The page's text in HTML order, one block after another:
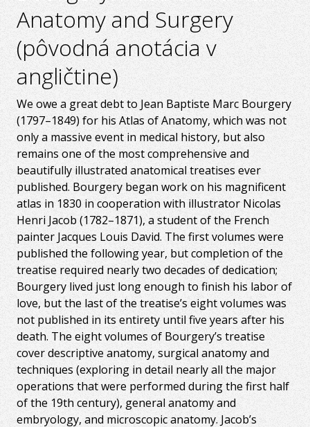
Anatomy and Surgery
(pôvodná anotácia v
angličtine)
We owe a great debt to Jean Baptiste Marc Bourgery
(1797–1849) for his Atlas of Anatomy, which was not
only a massive event in medical history, but also
remains one of the most comprehensive and
beautifully illustrated anatomical treatises ever
published. Bourgery began work on his magnificent
atlas in 1830 in cooperation with illustrator Nicolas
Henri Jacob (1782–1871), a student of the French
painter Jacques Louis David. The first volumes were
published the following year, but completion of the
treatise required nearly two decades of dedication;
Bourgery lived just long enough to finish his labor of
love, but the last of the treatise’s eight volumes was
not published in its entirety until five years after his
death. The eight volumes of Bourgery’s treatise
cover descriptive anatomy, surgical anatomy and
techniques (exploring in detail nearly all the major
operations that were performed during the first half
of the 19th century), general anatomy and
embryology, and microscopic anatomy. Jacob’s